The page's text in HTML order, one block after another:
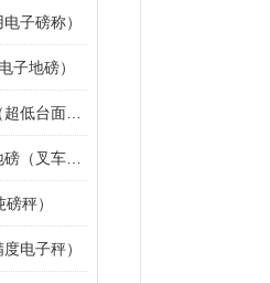
子磅称）
子地磅）
秤）
电子秤）